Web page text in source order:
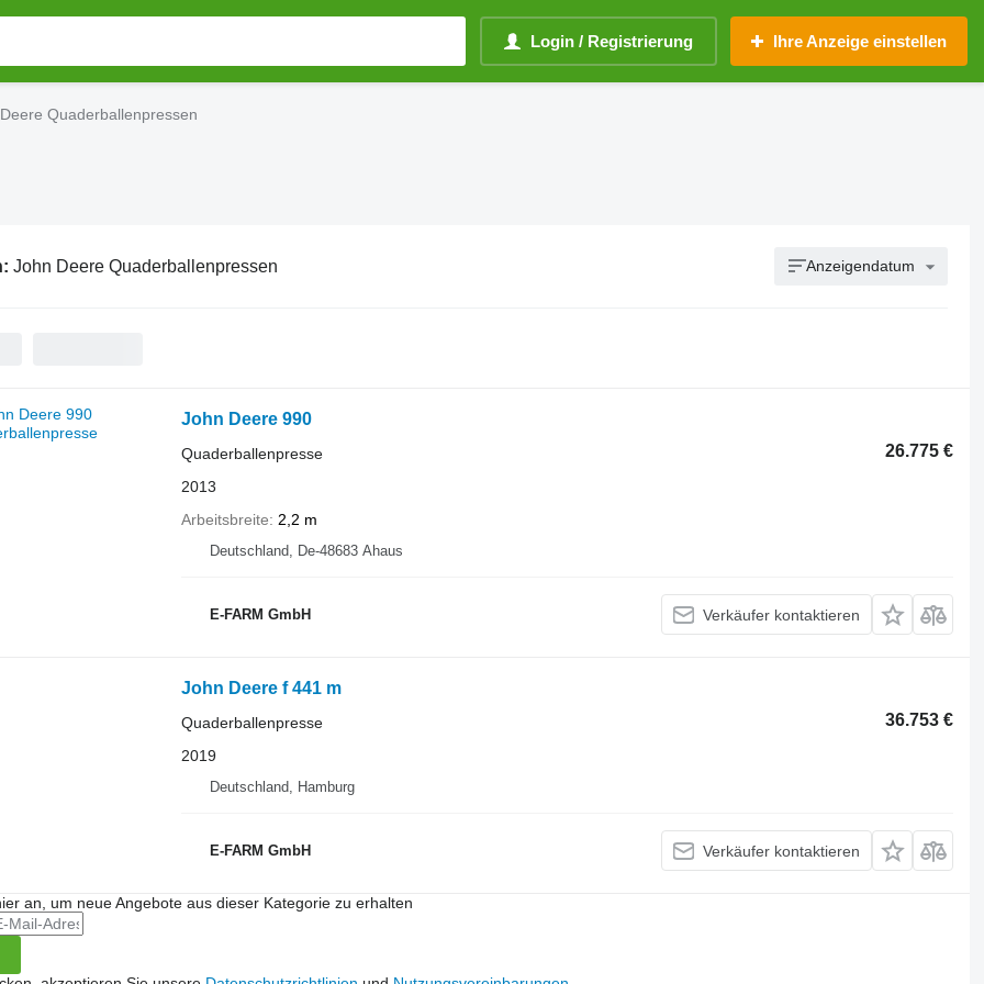
Login / Registrierung Ihre Anzeige einstellen
Quaderballenpressen
John Deere Quaderballenpressen Anzeigendatum
John Deere 990
26.775 €
Quaderballenpresse
2013
Arbeitsbreite
2,2 m
Deutschland, De-48683 Ahaus
E-FARM GmbH Verkäufer kontaktieren
John Deere f 441 m
36.753 €
Quaderballenpresse
2019
Deutschland, Hamburg
E-FARM GmbH Verkäufer kontaktieren
an, um neue Angebote aus dieser Kategorie zu erhalten